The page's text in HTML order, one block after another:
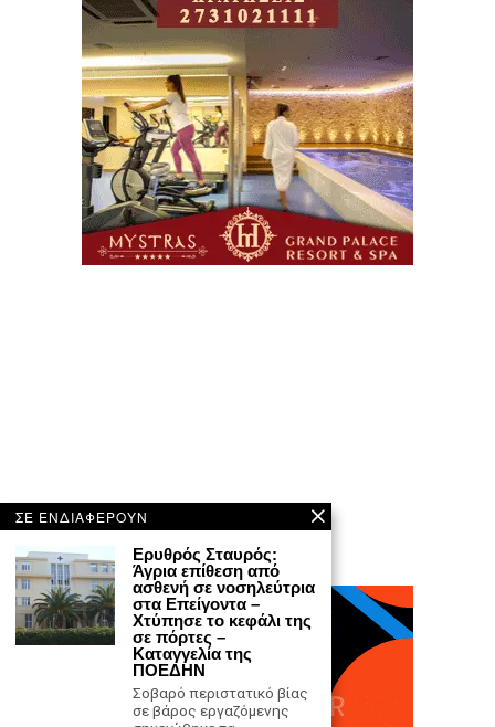
ΣΕ ΕΝΔΙΑΦΕΡΟΥΝ
Ερυθρός Σταυρός:
Άγρια επίθεση από
ασθενή σε νοσηλεύτρια
στα Επείγοντα –
Χτύπησε το κεφάλι της
σε πόρτες –
Καταγγελία της
ΠΟΕΔΗΝ
Σοβαρό περιστατικό βίας
σε βάρος εργαζόμενης